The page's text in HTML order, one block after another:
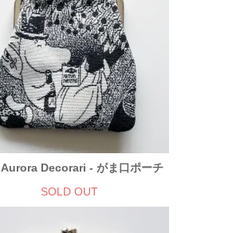
Aurora Decorari - がま口ポーチ
SOLD OUT